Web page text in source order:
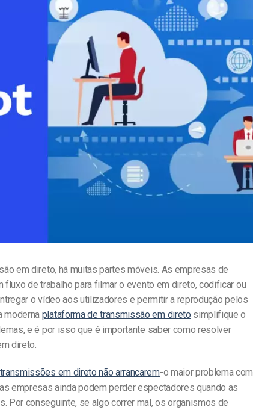
de Vídeo
de Vídeo
em Vídeo
em direto, há muitas partes móveis. As empresas de
de trabalho para filmar o evento em direto, codificar ou
o vídeo aos utilizadores e permitir a reprodução pelos
moderna plataforma de transmissão em direto simplifique o
e é por isso que é importante saber como resolver
direto.
em direto não arrancarem-o maior problema com
empresas ainda podem perder espectadores quando as
Por conseguinte, se algo correr mal, os organismos de